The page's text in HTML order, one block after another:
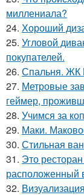
миллениала?
24. Хороший
25. Угловой
покупателей.
26. Спальня. ЖК
27. Метровые
геймер,
28. Учимся за
29. Маки.
30. Стильная
31. Это
расположенный
32.